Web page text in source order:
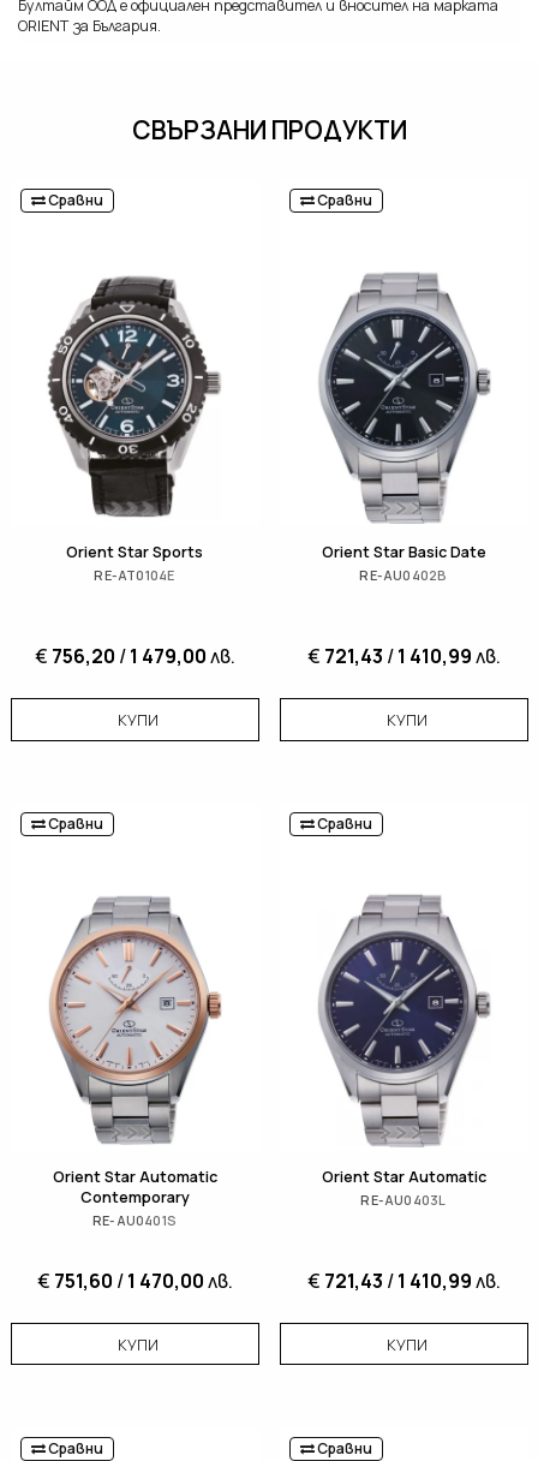
Бултайм ООД е официален представител и вносител на марката
ORIENT за България.
СВЪРЗАНИ ПРОДУКТИ
Сравни
Orient Star Sports
RE-AT0104E
€ 756,20 /1 479,00лв.
КУПИ
Сравни
Orient Star Basic Date
RE-AU0402B
€ 721,43 /1 410,99лв.
КУПИ
Сравни
Orient Star Automatic
Contemporary
RE-AU0401S
€ 751,60 /1 470,00лв.
КУПИ
Сравни
Orient Star Automatic
RE-AU0403L
€ 721,43 /1 410,99лв.
КУПИ
Сравни Сравни